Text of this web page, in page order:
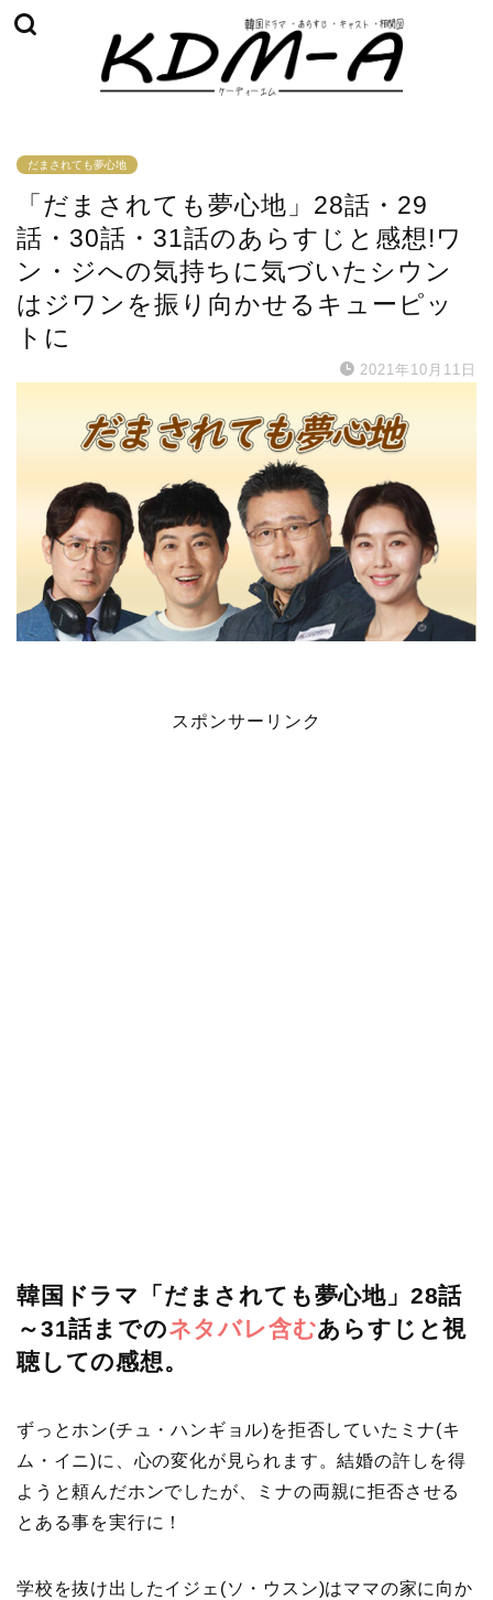
だまされても夢心地
「だまされても夢心地」28話・29
話・30話・31話のあらすじと感想!ワ
ン・ジへの気持ちに気づいたシウン
はジワンを振り向かせるキューピッ
トに
2021年10月11日
スポンサーリンク
韓国ドラマ「だまされても夢心地」28話
～31話までのネタバレ含むあらすじと視
聴しての感想。
ずっとホン(チュ・ハンギョル)を拒否していたミナ(キ
ム・イニ)に、心の変化が見られます。結婚の許しを得
ようと頼んだホンでしたが、ミナの両親に拒否させる
とある事を実行に！
学校を抜け出したイジェ(ソ・ウスン)はママの家に向か